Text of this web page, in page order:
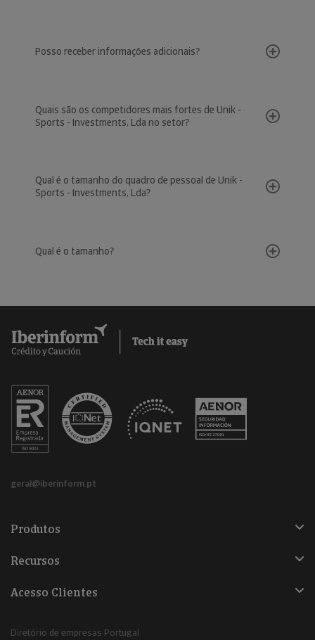
Posso receber informações adicionais?
Quais são os competidores mais fortes de Unik -
Sports - Investments, Lda no setor?
Qual é o tamanho do quadro de pessoal de Unik -
Sports - Investments, Lda?
Qual é o tamanho?
geral@iberinform.pt
Produtos
Recursos
Acesso Clientes
Diretório de empresas Portugal